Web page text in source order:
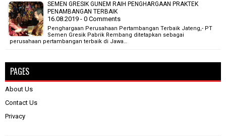
SEMEN GRESIK GUNEM RAIH PENGHARGAAN PRAKTEK
PENAMBANGAN TERBAIK
16.08.2019 - 0 Comments
Penghargaan Perusahaan Pertambangan Terbaik Jateng,- PT
Semen Gresik Pabrik Rembang ditetapkan sebagai
perusahaan pertambangan terbaik di Jawa…
PAGES
About Us
Contact Us
Privacy